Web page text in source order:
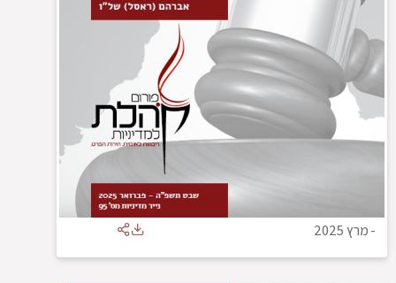
-מרץ 2025